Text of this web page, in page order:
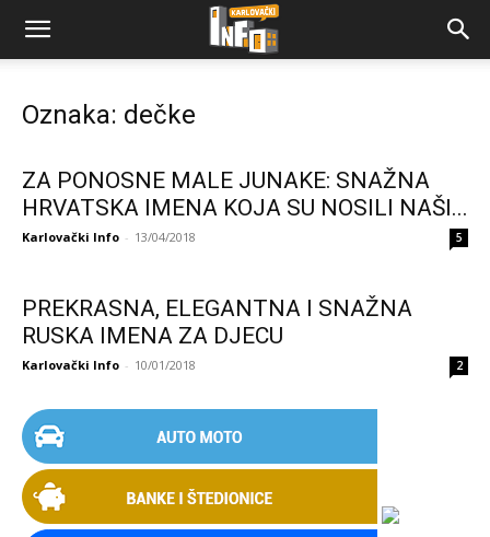
Oznaka: dečke
ZA PONOSNE MALE JUNAKE: SNAŽNA
HRVATSKA IMENA KOJA SU NOSILI NAŠI...
Karlovački Info - 13/04/2018 5
PREKRASNA, ELEGANTNA I SNAŽNA
RUSKA IMENA ZA DJECU
Karlovački Info - 10/01/2018 2